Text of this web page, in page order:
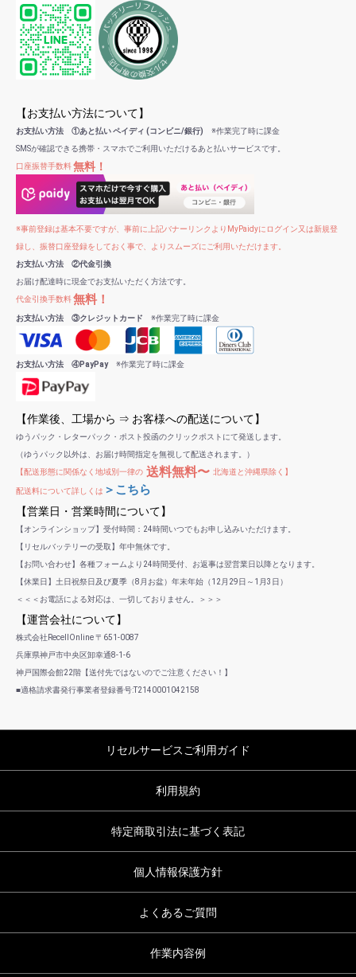
【お支払い方法について】
お支払い方法 ①あと払い ペイディ (コンビニ/銀行) ※作業完了時に課金
SMSが確認できる携帯・スマホでご利用いただけるあと払いサービスです。
口座振替手数料無料！
※事前登録は基本不要ですが、事前に上記バナーリンクよりMyPaidyにログイン又は新規登
録し、振替口座登録をしておく事で、よりスムーズにご利用いただけます。
お支払い方法 ②代金引換
お届け配達時に現金でお支払いただく方法です。
代金引換手数料無料！
お支払い方法 ③クレジットカード ※作業完了時に課金
お支払い方法 ④PayPay※作業完了時に課金
【作業後、工場から ⇒ お客様への配送について】
ゆうパック・レターパック・ポスト投函のクリックポストにて発送します。
（ゆうパック以外は、お届け時間指定を無視して配送されます。）
【配送形態に関係なく地域別一律の 送料無料〜 北海道と沖縄県除く】
配送料について詳しくは ＞こちら
【営業日・営業時間について】
【オンラインショップ】受付時間：24時間いつでもお申し込みいただけます。
【リセルバッテリーの受取】年中無休です。
【お問い合わせ】各種フォームより24時間受付、お返事は翌営業日以降となります。
【休業日】土日祝祭日及び夏季（8月お盆）年末年始（12月29日～1月3日）
＜＜＜お電話による対応は、一切しておりません。＞＞＞
【運営会社について】
株式会社RecellOnline 〒651-0087
兵庫県神戸市中央区卸幸通8-1-6
神戸国際会館22階【送付先ではないのでご注意ください！】
■適格請求書発行事業者登録番号:T2140001042158
リセルサービスご利用ガイド
利用規約
特定商取引法に基づく表記
個人情報保護方針
よくあるご質問
作業内容例